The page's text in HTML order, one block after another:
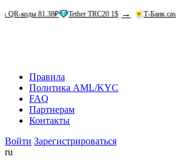
81.38₽ Tether TRC20 1$ → Т-Банк cash-in 83.16₽
Правила
Политика AML/KYC
FAQ
Партнерам
Контакты
Войти Зарегистрироваться
ru